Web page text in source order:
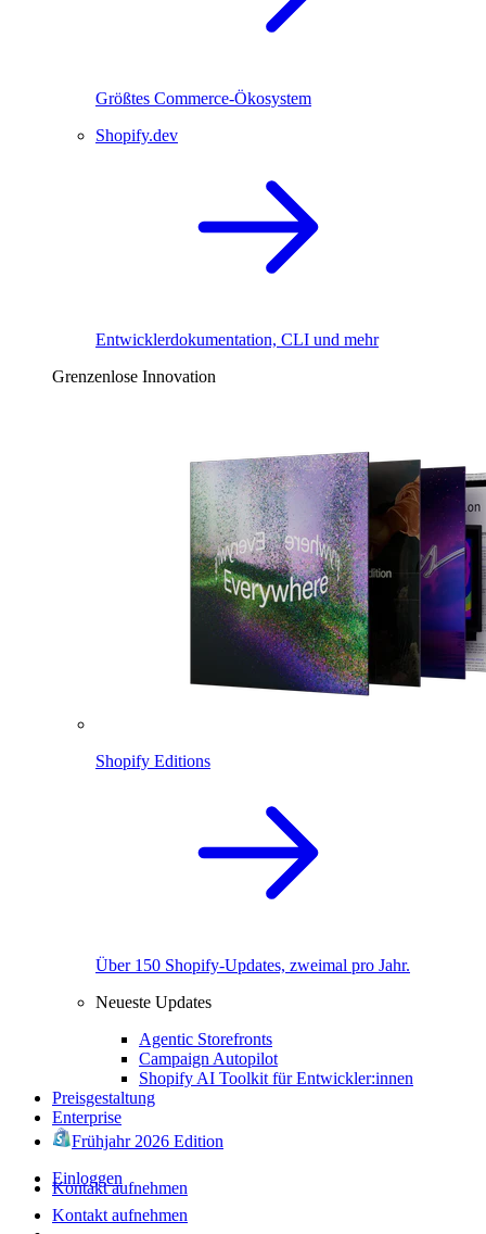
Größtes Commerce-Ökosystem
Shopify.dev
Entwicklerdokumentation, CLI und mehr
Grenzenlose Innovation
Shopify Editions
Über 150 Shopify-Updates, zweimal pro Jahr.
Neueste Updates
Agentic Storefronts
Campaign Autopilot
Shopify AI Toolkit für Entwickler:innen
Preisgestaltung
Enterprise
Frühjahr 2026 Edition
Einloggen
Kontakt aufnehmen
Kontakt aufnehmen